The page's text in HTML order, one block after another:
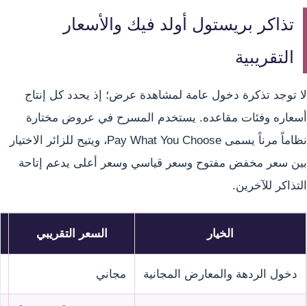
تذاكر بريستول أولد فيك والأسعار
التقريبية
لا توجد تذكرة دخول عامة لمشاهدة عرض؛ إذ يحدد كل إنتاج
أسعاره وفئات مقاعده. يستخدم المسرح في عروض مختارة
نظاماً مرناً يسمى Pay What You Choose، ويتيح للزائر الاختيار
بين سعر مخفض مفتوح وسعر قياسي وسعر أعلى يدعم إتاحة
التذاكر للآخرين.
الخيار السعر التقريبي
دخول الردهة والمعارض المجانية مجاني